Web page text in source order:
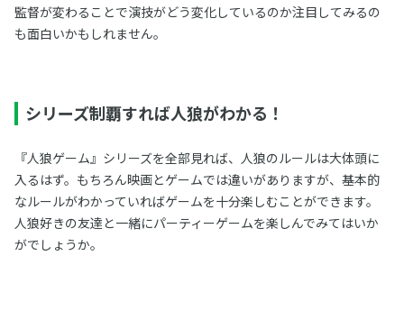
監督が変わることで演技がどう変化しているのか注目してみるの
も面白いかもしれません。
シリーズ制覇すれば人狼がわかる！
『人狼ゲーム』シリーズを全部見れば、人狼のルールは大体頭に
入るはず。もちろん映画とゲームでは違いがありますが、基本的
なルールがわかっていればゲームを十分楽しむことができます。
人狼好きの友達と一緒にパーティーゲームを楽しんでみてはいか
がでしょうか。